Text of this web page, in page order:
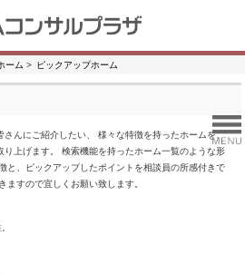
ーム ピックアップホーム
んにご紹介したい、
様々な特徴を持ったホームを、
上げます。
検索機能を持ったホーム一覧のような形
と、ピックアップしたポイントを相談員の所感付きで
ますので宜しくお願い致します。